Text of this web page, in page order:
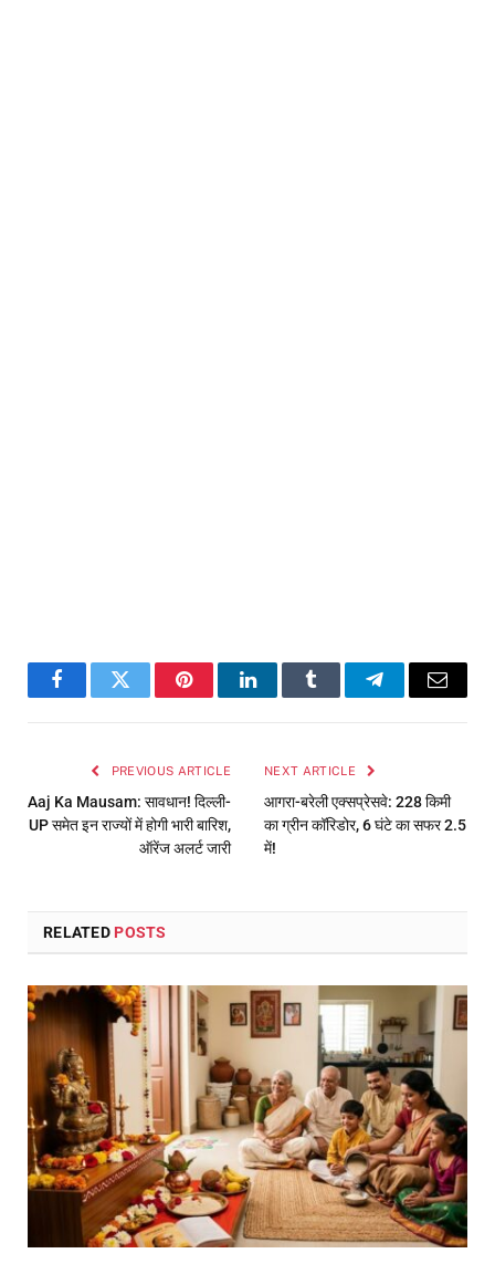
FacebookTwitter PinterestLinkedInTumblr TelegramEmail
PREVIOUS ARTICLE
Aaj Ka Mausam: सावधान! दिल्ली-
UP समेत इन राज्यों में होगी भारी बारिश,
ऑरेंज अलर्ट जारी
NEXT ARTICLE
आगरा-बरेली एक्सप्रेसवे: 228 किमी
का ग्रीन कॉरिडोर, 6 घंटे का सफर 2.5
में!
RELATED POSTS